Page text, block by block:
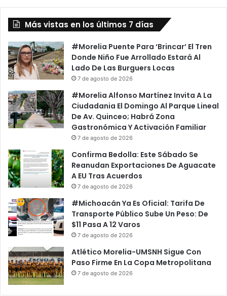
Más vistas en los últimos 7 días
#Morelia Puente Para ‘Brincar’ El Tren
Donde Niño Fue Arrollado Estará Al
Lado De Las Burguers Locas
7 de agosto de 2026
#Morelia Alfonso Martínez Invita A La
Ciudadania El Domingo Al Parque Lineal
De Av. Quinceo; Habrá Zona
Gastronómica Y Activación Familiar
7 de agosto de 2026
Confirma Bedolla: Este Sábado Se
Reanudan Exportaciones De Aguacate
A EU Tras Acuerdos
7 de agosto de 2026
#Michoacán Ya Es Oficial: Tarifa De
Transporte Público Sube Un Peso: De
$11 Pasa A 12 Varos
7 de agosto de 2026
Atlético Morelia-UMSNH Sigue Con
Paso Firme En La Copa Metropolitana
7 de agosto de 2026